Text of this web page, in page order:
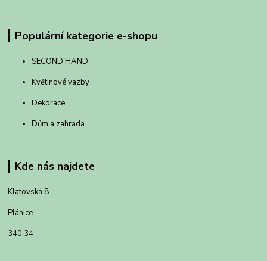
Populární kategorie e-shopu
SECOND HAND
Květinové vazby
Dekorace
Dům a zahrada
Kde nás najdete
Klatovská 8
Plánice
340 34